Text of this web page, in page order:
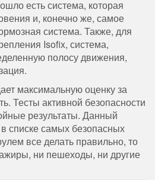
есть система, которая
и, конечно же, самое
система. Также, для
Isofix, система,
полосу движения,
максимальную оценку за
Тесты активной безопасности
результаты. Данный
списке самых безопасных
все делать правильно, то
ни пешеходы, ни другие